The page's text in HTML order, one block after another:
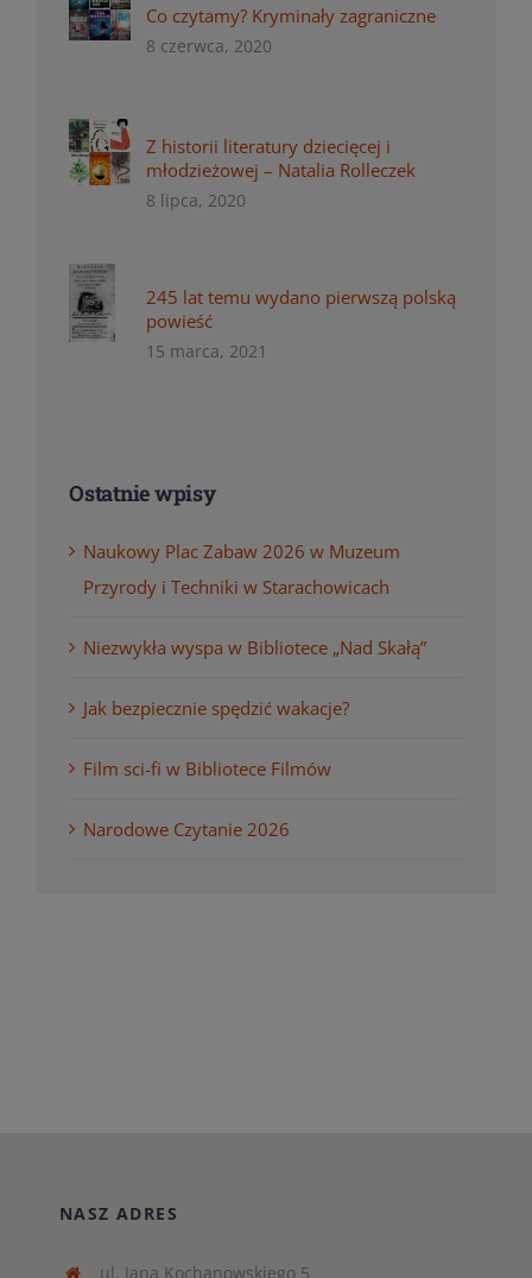
Co czytamy? Kryminały zagraniczne
8 czerwca, 2020
Z historii literatury dziecięcej i
młodzieżowej – Natalia Rolleczek
8 lipca, 2020
245 lat temu wydano pierwszą polską
powieść
15 marca, 2021
Ostatnie wpisy
Naukowy Plac Zabaw 2026 w Muzeum
Przyrody i Techniki w Starachowicach
Niezwykła wyspa w Bibliotece „Nad Skałą”
Jak bezpiecznie spędzić wakacje?
Film sci-fi w Bibliotece Filmów
Narodowe Czytanie 2026
NASZ ADRES
ul. Jana Kochanowskiego 5